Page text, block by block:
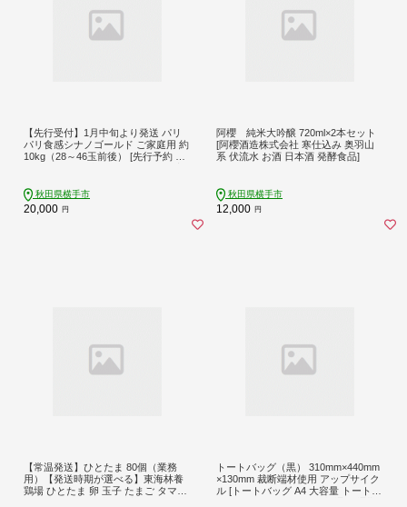
【先行受付】1月中旬より発送 パリ
パリ食感シナノゴールド ご家庭用 約
10kg（28～46玉前後） [先行予約 し
集]秋田県横手市
20,000 円
阿櫻 純米大吟醸 720ml×2本セット
[阿櫻酒造株式会社 寒仕込み 奥羽山
系 伏流水 お酒 日本酒 発酵食品]
秋田県横手市
12,000 円
【常温発送】ひとたま 80個（業務
用）【発送時期が選べる】東海林養
鶏場 ひとたま 卵 玉子 たまご タマゴ
トートバッグ（黒） 310mm×440mm
×130mm 裁断端材使用 アップサイク
ル [トートバッグ A4 大容量 トートバ